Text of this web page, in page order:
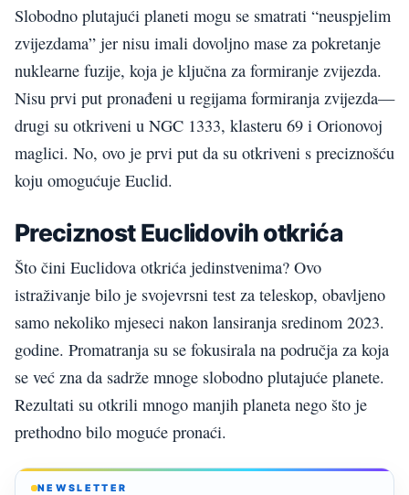
Slobodno plutajući planeti mogu se smatrati “neuspjelim
zvijezdama” jer nisu imali dovoljno mase za pokretanje
nuklearne fuzije, koja je ključna za formiranje zvijezda.
Nisu prvi put pronađeni u regijama formiranja zvijezda—
drugi su otkriveni u NGC 1333, klasteru 69 i Orionovoj
maglici. No, ovo je prvi put da su otkriveni s preciznošću
koju omogućuje Euclid.
Preciznost Euclidovih otkrića
Što čini Euclidova otkrića jedinstvenima? Ovo
istraživanje bilo je svojevrsni test za teleskop, obavljeno
samo nekoliko mjeseci nakon lansiranja sredinom 2023.
godine. Promatranja su se fokusirala na područja za koja
se već zna da sadrže mnoge slobodno plutajuće planete.
Rezultati su otkrili mnogo manjih planeta nego što je
prethodno bilo moguće pronaći.
NEWSLETTER